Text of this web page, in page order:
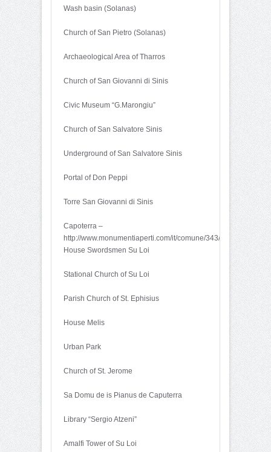
Wash basin (Solanas)
Church of San Pietro (Solanas)
Archaeological Area of ​​Tharros
Church of San Giovanni di Sinis
Civic Museum “G.Marongiu”
Church of San Salvatore Sinis
Underground of San Salvatore Sinis
Portal of Don Peppi
Torre San Giovanni di Sinis
Capoterra –
http://www.monumentiaperti.com/it/comune/343/Capoterra.html
House Swordsmen Su Loi
Stational Church of Su Loi
Parish Church of St. Ephisius
House Melis
Urban Park
Church of St. Jerome
Sa Domu de is Pianus de Caputerra
Library “Sergio Atzeni”
Amalfi Tower of Su Loi